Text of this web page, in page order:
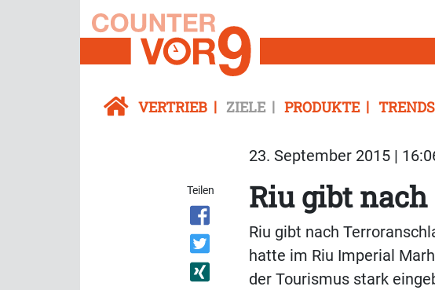
VERTRIEB ZIELE PRODUKTE TRENDS
23. September 2015 |
Teilen Riu gibt
Riu gibt nach
hatte im Riu Imperial
der Tourismus stark